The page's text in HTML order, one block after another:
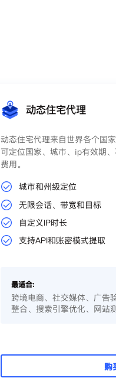
动态住宅代理
动态住宅代理来自世界各个国
可定位国家、城市、ip有效期
费用。
城市和州级定位
无限会话、带宽和目标
自定义IP时长
支持API和账密模式提取
最适合:
跨境电商、社交媒体、广告
整合、搜索引擎优化、网站
购